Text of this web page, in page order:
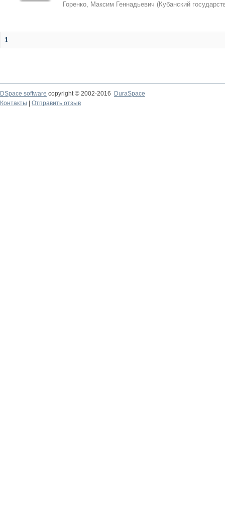
Горенко, Максим Геннадьевич (Кубанский
1
DSpace software copyright © 2002-2016
DuraSpace
Контакты
Отправить отзыв